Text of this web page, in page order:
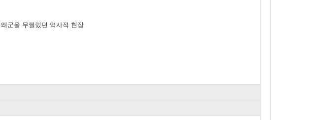
군을 무찔렀던 역사적 현장